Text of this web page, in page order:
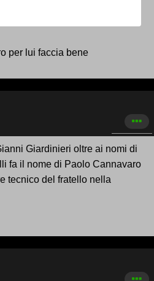
per lui faccia bene
Giardinieri oltre ai nomi di
fa il nome di Paolo Cannavaro
tecnico del fratello nella